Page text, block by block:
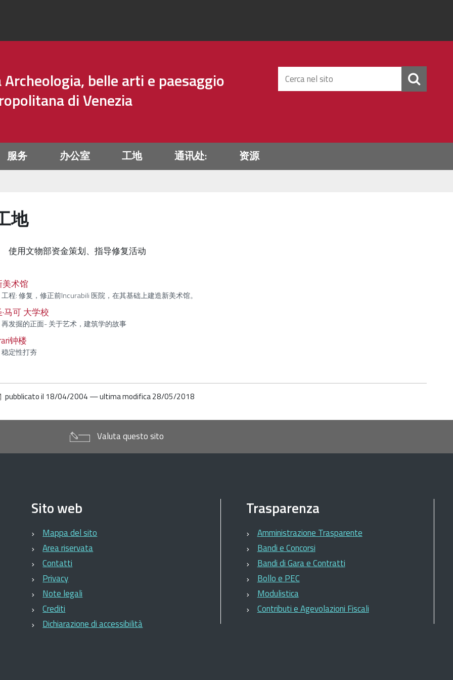
belle arti e paesaggio
di Venezia
Cerca
nel
服务 办公室 工地 通讯处: 资源
地
使用文物部资金策划、指导修复活动
美术馆
工程: 修复，修正前Incurabili 医院，在其基础上建造新美术馆。
马可 大学校
再发掘的正面- 关于艺术，建筑学的故事
钟楼
稳定性打夯
pubblicato il 18/04/2004 —ultima modifica28/05/2018
Valuta questo sito
Sito web
Mappa del sito
Area riservata
Contatti
Privacy
Note legali
Crediti
Dichiarazione di accessibilità
Trasparenza
Amministrazione Trasparente
Bandi e Concorsi
Bandi di Gara e Contratti
Bollo e PEC
Modulistica
Contributi e Agevolazioni Fiscali